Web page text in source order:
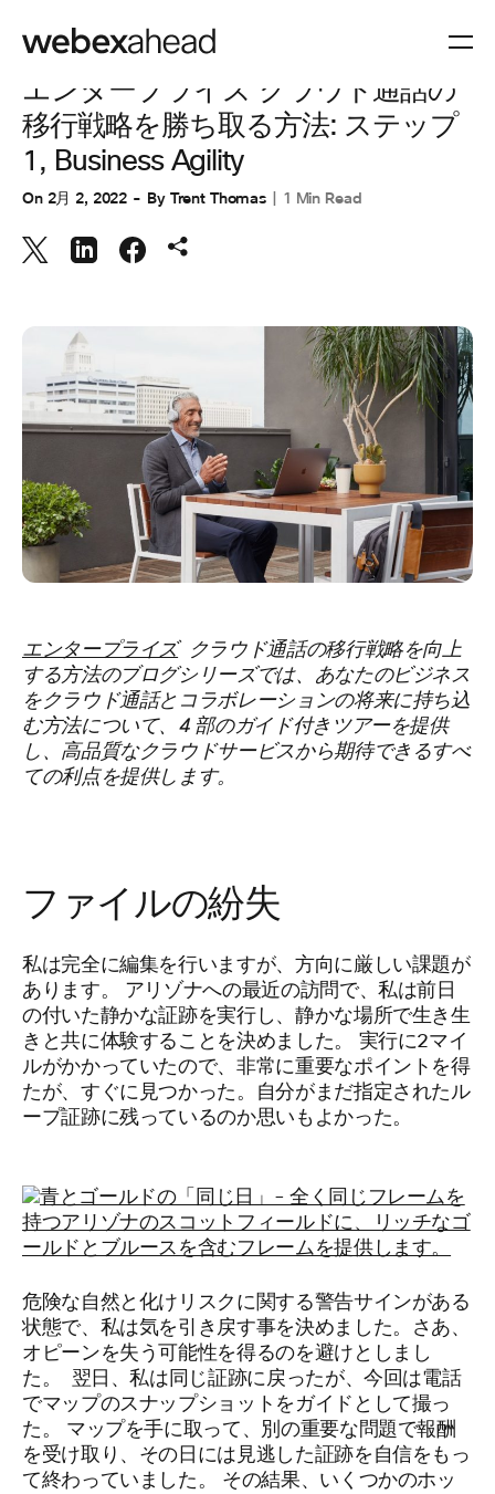
コラボレーション
エンタープライズ クラウド通話の
移行戦略を勝ち取る方法: ステップ
1, Business Agility
On 2月 2, 2022 By Trent Thomas 1 Min Read
エンタープライズ
クラウド通話の移行戦略を向上
する方法のブログシリーズでは、あなたのビジネス
をクラウド通話とコラボレーションの将来に持ち込
む方法について、4 部のガイド付きツアーを提供
し、高品質なクラウドサービスから期待できるすべ
ての利点を提供します。
ファイルの紛失
私は完全に編集を行いますが、方向に厳しい課題が
あります。 アリゾナへの最近の訪問で、私は前日
の付いた静かな証跡を実行し、静かな場所で生き生
きと共に体験することを決めました。 実行に2マイ
ルがかかっていたので、非常に重要なポイントを得
たが、すぐに見つかった。自分がまだ指定されたル
ープ証跡に残っているのか思いもよかった。
危険な自然と化けリスクに関する警告サインがある
状態で、私は気を引き戻す事を決めました。さあ、
オピーンを失う可能性を得るのを避けとしまし
た。 翌日、私は同じ証跡に戻ったが、今回は電話
でマップのスナップショットをガイドとして撮っ
た。 マップを手に取って、別の重要な問題で報酬
を受け取り、その日には見逃した証跡を自信をもっ
て終わっていました。 その結果、いくつかのホッ